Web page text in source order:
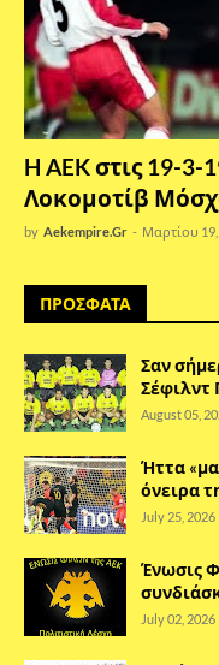
H AEK στις 19-
Λοκομοτίβ
by Aekempire.Gr - Μαρτίου 19,
ΠΡΟΣΦΑΤΑ
Σαν
Σέφιλντ
August 05,
Ήττα
όνειρα
July 25, 2026
Ένωσις
July 02, 2026